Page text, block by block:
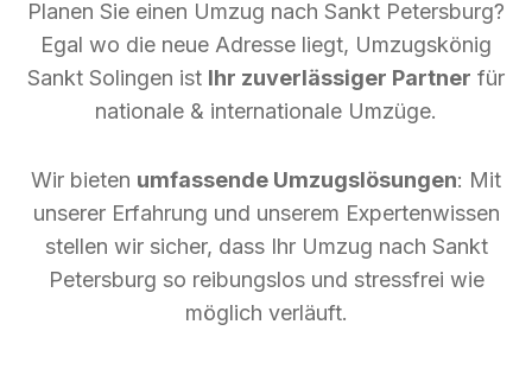
Planen Sie einen Umzug nach Sankt Petersburg?
Egal wo die neue Adresse liegt, Umzugskönig
Sankt Solingen ist Ihr zuverlässiger Partner für
nationale & internationale Umzüge.
Wir bieten umfassende Umzugslösungen: Mit
unserer Erfahrung und unserem Expertenwissen
stellen wir sicher, dass Ihr Umzug nach Sankt
Petersburg so reibungslos und stressfrei wie
möglich verläuft.